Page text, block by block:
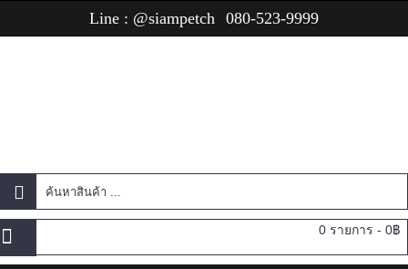
Line : @siampetch 080-523-9999
0 รายการ - 0฿